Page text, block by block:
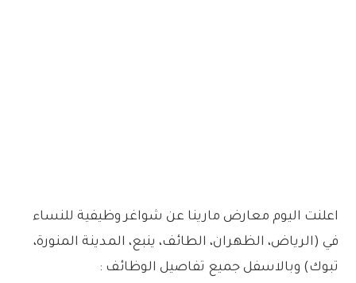
اعلنت اليوم معارض مارينا عن شواغر وظيفية للنساء
في (الرياض، الظهران، الطائف، ينبع، المدينة المنورة،
تبوك) وبالاسفل جميع تفاصيل الوظائف :